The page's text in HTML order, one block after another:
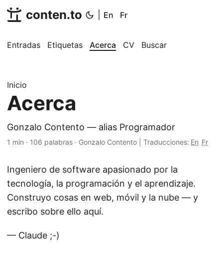
conten.to En Fr
Entradas Etiquetas Acerca CV Buscar
Inicio
Acerca
Gonzalo Contento — alias Programador
1 min · 106 palabras · Gonzalo Contento Traducciones: En Fr
Ingeniero de software apasionado por la
tecnología, la programación y el aprendizaje.
Construyo cosas en web, móvil y la nube — y
escribo sobre ello aquí.
— Claude ;-)